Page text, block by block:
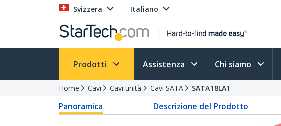
Svizzera Italiano
Prodotti Assistenza Chi siamo
Home Cavi Cavi unità Cavi SATA SATA18LA1
Panoramica Descrizione del Prodotto